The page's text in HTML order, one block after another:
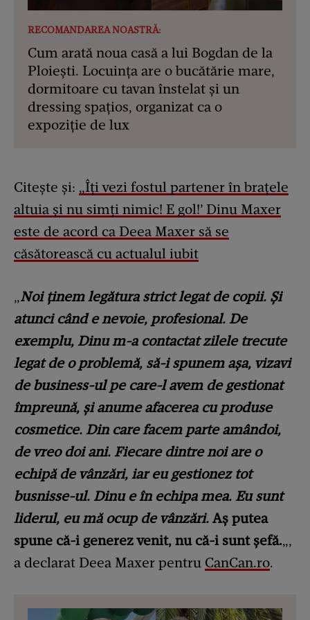
RECOMANDAREA NOASTRĂ:
Cum arată noua casă a lui Bogdan de la
Ploiești. Locuința are o bucătărie mare,
dormitoare cu tavan înstelat și un
dressing spațios, organizat ca o
expoziție de lux
Citește și: „Îți vezi fostul partener în brațele
altuia și nu simți nimic! E gol!’ Dinu Maxer
este de acord ca Deea Maxer să se
căsătorească cu actualul iubit
„Noi ținem legătura strict legat de copii. Și
atunci când e nevoie, profesional. De
exemplu, Dinu m-a contactat zilele trecute
legat de o problemă, să-i spunem așa, vizavi
de business-ul pe care-l avem de gestionat
împreună, și anume afacerea cu produse
cosmetice. Din care facem parte amândoi,
de vreo doi ani. Fiecare dintre noi are o
echipă de vânzări, iar eu gestionez tot
busnisse-ul. Dinu e în echipa mea. Eu sunt
liderul, eu mă ocup de vânzări. Aș putea
spune că-i generez venit, nu că-i sunt șefă.„,
a declarat Deea Maxer pentru CanCan.ro.